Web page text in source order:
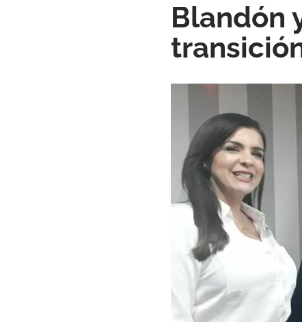
Blandón